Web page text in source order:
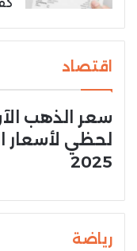
اقتصاد
سعر الذهب
2025
رياضة